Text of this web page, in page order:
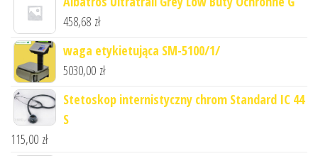
458,68 zł
waga etykietująca SM-5100/1/
5030,00 zł
Stetoskop internistyczny chrom Standard IC 44
S
115,00 zł